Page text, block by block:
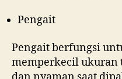
Pengait
Pengait berfungsi
memperkecil ukuran